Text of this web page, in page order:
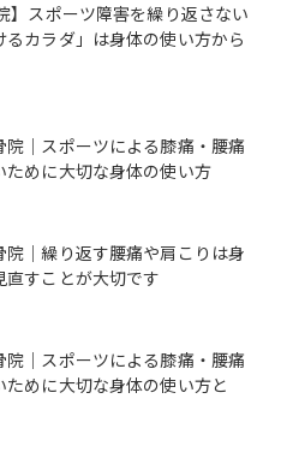
】スポーツ障害を繰り返さない
るカラダ」は身体の使い方から
院｜スポーツによる膝痛・腰痛
ために大切な身体の使い方
院｜繰り返す腰痛や肩こりは身
すことが大切です
院｜スポーツによる膝痛・腰痛
ために大切な身体の使い方と